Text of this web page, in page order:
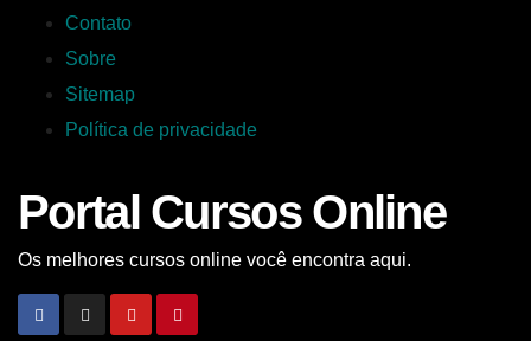
Contato
Sobre
Sitemap
Política de privacidade
Portal Cursos Online
Os melhores cursos online você encontra aqui.